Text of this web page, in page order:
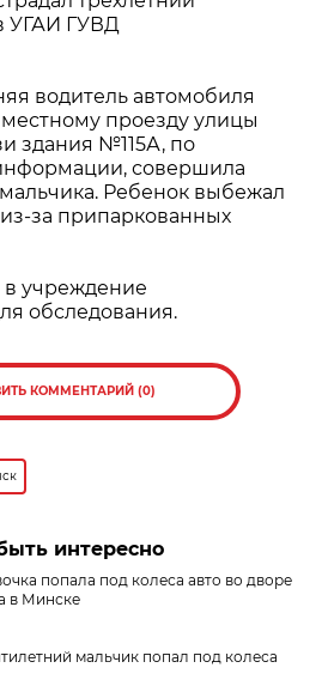
УГАИ ГУВД
водитель автомобиля
местному проезду улицы
здания №115А, по
совершила
Ребенок выбежал
за припаркованных
в учреждение
обследования.
КОММЕНТАРИЙ (0)
интересно
попала под колеса авто во дворе
в Минске
мальчик попал под колеса